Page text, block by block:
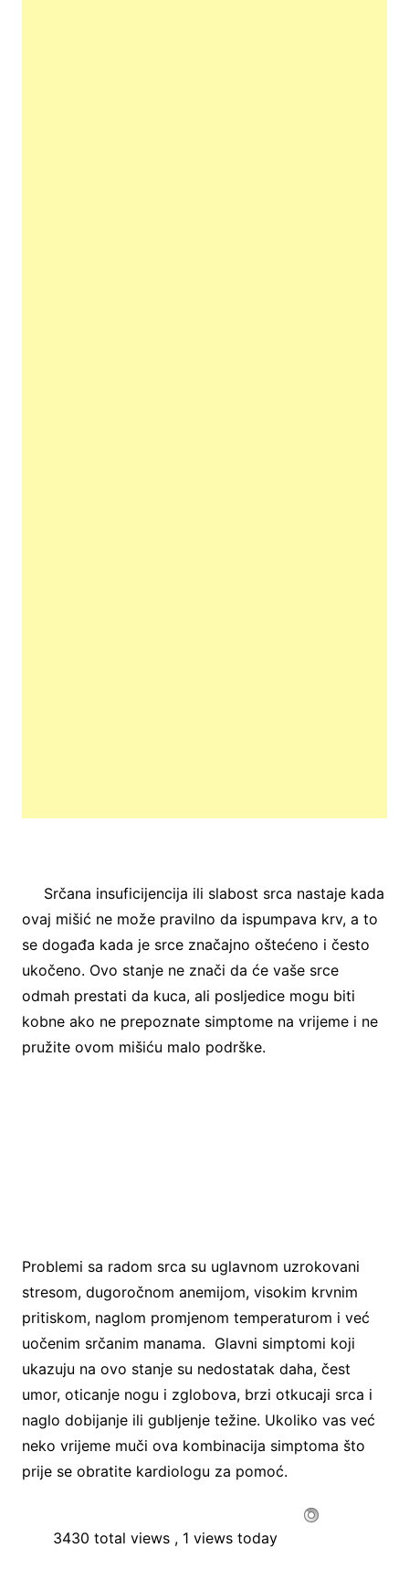
Srčana insuficijencija ili slabost srca nastaje kada
ovaj mišić ne može pravilno da ispumpava krv, a to
se događa kada je srce značajno oštećeno i često
ukočeno. Ovo stanje ne znači da će vaše srce
odmah prestati da kuca, ali posljedice mogu biti
kobne ako ne prepoznate simptome na vrijeme i ne
pružite ovom mišiću malo podrške.
Problemi sa radom srca su uglavnom uzrokovani
stresom, dugoročnom anemijom, visokim krvnim
pritiskom, naglom promjenom temperaturom i već
uočenim srčanim manama. Glavni simptomi koji
ukazuju na ovo stanje su nedostatak daha, čest
umor, oticanje nogu i zglobova, brzi otkucaji srca i
naglo dobijanje ili gubljenje težine. Ukoliko vas već
neko vrijeme muči ova kombinacija simptoma što
prije se obratite kardiologu za pomoć.
3430 total views , 1 views today